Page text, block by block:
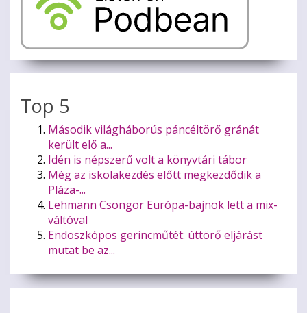
Top 5
Második világháborús páncéltörő gránát
került elő a...
Idén is népszerű volt a könyvtári tábor
Még az iskolakezdés előtt megkezdődik a
Pláza-...
Lehmann Csongor Európa-bajnok lett a mix-
váltóval
Endoszkópos gerincműtét: úttörő eljárást
mutat be az...